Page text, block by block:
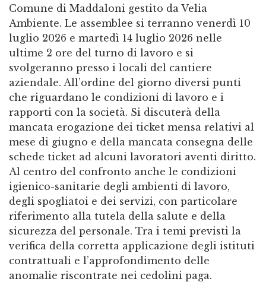
Comune di Maddaloni gestito da Velia
Ambiente. Le assemblee si terranno venerdì 10
luglio 2026 e martedì 14 luglio 2026 nelle
ultime 2 ore del turno di lavoro e si
svolgeranno presso i locali del cantiere
aziendale. All’ordine del giorno diversi punti
che riguardano le condizioni di lavoro e i
rapporti con la società. Si discuterà della
mancata erogazione dei ticket mensa relativi al
mese di giugno e della mancata consegna delle
schede ticket ad alcuni lavoratori aventi diritto.
Al centro del confronto anche le condizioni
igienico-sanitarie degli ambienti di lavoro,
degli spogliatoi e dei servizi, con particolare
riferimento alla tutela della salute e della
sicurezza del personale. Tra i temi previsti la
verifica della corretta applicazione degli istituti
contrattuali e l’approfondimento delle
anomalie riscontrate nei cedolini paga.